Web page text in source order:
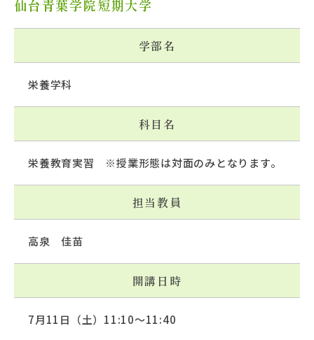
仙台青葉学院短期大学
学部名
栄養学科
科目名
栄養教育実習 ※授業形態は対面のみとなります。
担当教員
高泉 佳苗
開講日時
7月11日（土）11:10～11:40